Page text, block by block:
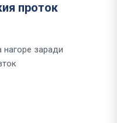
проток
нагоре заради